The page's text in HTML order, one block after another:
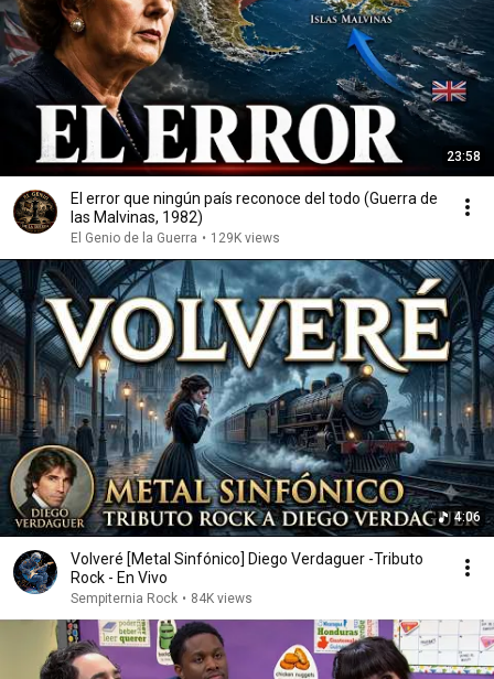
23:58
El error que ningún país reconoce del todo (Guerra de
las Malvinas, 1982)
El Genio de la Guerra • 129K views
4:06
Volveré [Metal Sinfónico] Diego Verdaguer -Tributo
Rock - En Vivo
Sempiternia Rock • 84K views